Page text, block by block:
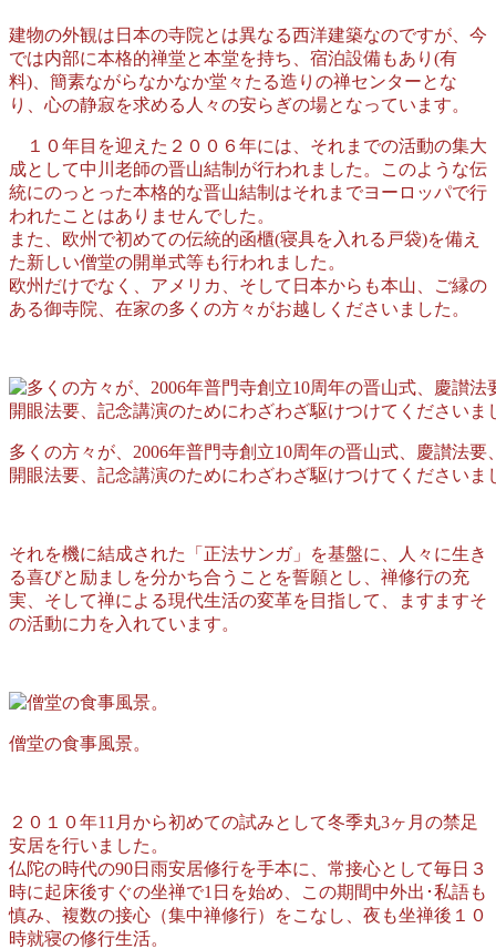
建物の外観は日本の寺院とは異なる西洋建築なのですが、今
では内部に本格的禅堂と本堂を持ち、宿泊設備もあり(有
料)、簡素ながらなかなか堂々たる造りの禅センターとな
り、心の静寂を求める人々の安らぎの場となっています。
１０年目を迎えた２００６年には、それまでの活動の集大
成として中川老師の晋山結制が行われました。このような伝
統にのっとった本格的な晋山結制はそれまでヨーロッパで行
われたことはありませんでした。
また、欧州で初めての伝統的函櫃(寝具を入れる戸袋)を備え
た新しい僧堂の開単式等も行われました。
欧州だけでなく、アメリカ、そして日本からも本山、ご縁の
ある御寺院、在家の多くの方々がお越しくださいました。
多くの方々が、2006年普門寺創立10周年の晋山式、慶讃法要
開眼法要、記念講演のためにわざわざ駆けつけてくださいま
それを機に結成された「正法サンガ」を基盤に、人々に生き
る喜びと励ましを分かち合うことを誓願とし、禅修行の充
実、そして禅による現代生活の変革を目指して、ますますそ
の活動に力を入れています。
僧堂の食事風景。
２０１０年11月から初めての試みとして冬季丸3ヶ月の禁足
安居を行いました。
仏陀の時代の90日雨安居修行を手本に、常接心として毎日３
時に起床後すぐの坐禅で1日を始め、この期間中外出･私語も
慎み、複数の接心（集中禅修行）をこなし、夜も坐禅後１０
時就寝の修行生活。